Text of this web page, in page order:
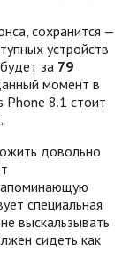
сохранится —
устройств
за 79
момент в
Phone 8.1 стоит
довольно
специальная
выскальзывать
сидеть как